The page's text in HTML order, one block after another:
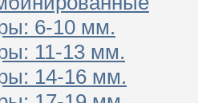
6-10 мм.
11-13 мм.
14-16 мм.